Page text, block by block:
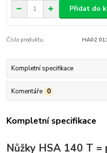
Přidat do
Číslo produktu: HA02
Kompletní specifikace
Komentáře 0
Kompletní specifikace
Nůžky HSA 140 T =